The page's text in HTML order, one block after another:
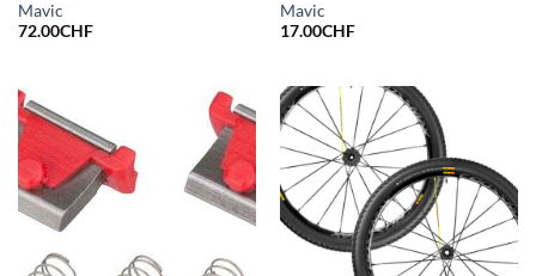
Mavic
72.00CHF
Mavic
17.00CHF